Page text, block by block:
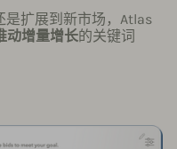
是扩展到新市场，Atlas
动增量增长的关键词